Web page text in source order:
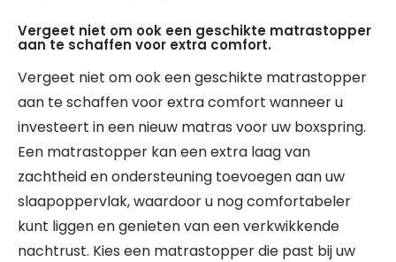
Vergeet niet om ook een geschikte matrastopper
aan te schaffen voor extra comfort.
Vergeet niet om ook een geschikte matrastopper
aan te schaffen voor extra comfort wanneer u
investeert in een nieuw matras voor uw boxspring.
Een matrastopper kan een extra laag van
zachtheid en ondersteuning toevoegen aan uw
slaapoppervlak, waardoor u nog comfortabeler
kunt liggen en genieten van een verkwikkende
nachtrust. Kies een matrastopper die past bij uw